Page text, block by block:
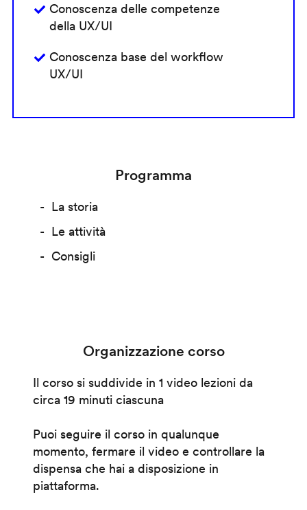
Conoscenza delle competenze
della UX/UI
Conoscenza base del workflow
UX/UI
Programma
La storia
Le attività
Consigli
Organizzazione corso
Il corso si suddivide in 1 video lezioni da
circa 19 minuti ciascuna
Puoi seguire il corso in qualunque
momento, fermare il video e controllare la
dispensa che hai a disposizione in
piattaforma.